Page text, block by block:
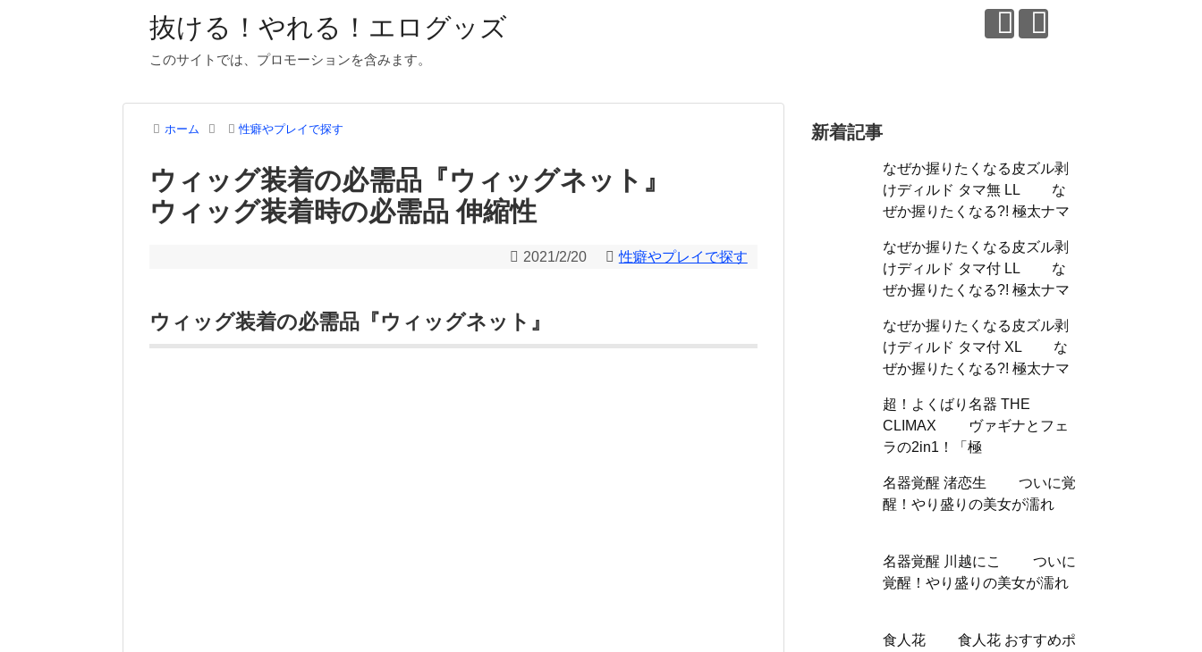
抜ける！やれる！エログッズ
このサイトでは、プロモーションを含みます。
ホーム 性癖やプレイで探す
ウィッグ装着の必需品『ウィッグネット』
ウィッグ装着時の必需品 伸縮性
2021/2/20 性癖やプレイで探す
ウィッグ装着の必需品『ウィッグネット』
新着記事
なぜか握りたくなる皮ズル剥
けディルド タマ無 LL な
ぜか握りたくなる?! 極太ナマ
なぜか握りたくなる皮ズル剥
けディルド タマ付 LL な
ぜか握りたくなる?! 極太ナマ
なぜか握りたくなる皮ズル剥
けディルド タマ付 XL な
ぜか握りたくなる?! 極太ナマ
超！よくばり名器 THE
CLIMAX ヴァギナとフェ
ラの2in1！「極
名器覚醒 渚恋生 ついに覚
醒！やり盛りの美女が濡れ
名器覚醒 川越にこ ついに
覚醒！やり盛りの美女が濡れ
食人花 食人花 おすすめポ